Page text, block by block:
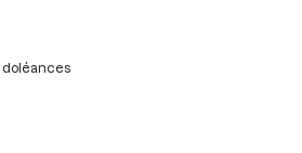
doléances